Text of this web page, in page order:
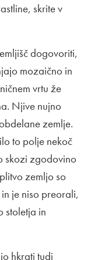
skrite v
dogovoriti,
mozaično in
vrtu že
Njive nujno
zemlje.
to polje nekoč
skozi zgodovino
zemljo so
je niso preorali,
stoletja in
hkrati tudi